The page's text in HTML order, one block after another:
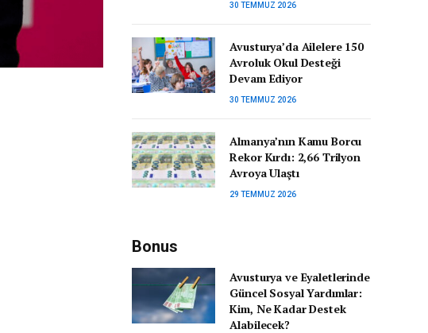
30 TEMMUZ 2026
Avusturya’da Ailelere 150
Avroluk Okul Desteği
Devam Ediyor
30 TEMMUZ 2026
Almanya’nın Kamu Borcu
Rekor Kırdı: 2,66 Trilyon
Avroya Ulaştı
29 TEMMUZ 2026
Bonus
Avusturya ve Eyaletlerinde
Güncel Sosyal Yardımlar:
Kim, Ne Kadar Destek
Alabilecek?